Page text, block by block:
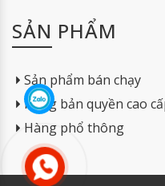
SẢN PHẨM
Sản phẩm bán chạy
Hàng bản quyền cao
Hàng phổ thông